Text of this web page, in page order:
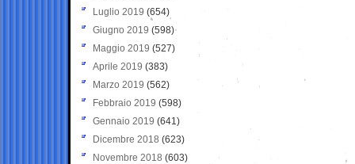
Luglio 2019 (654)
Giugno 2019 (598)
Maggio 2019 (527)
Aprile 2019 (383)
Marzo 2019 (562)
Febbraio 2019 (598)
Gennaio 2019 (641)
Dicembre 2018 (623)
Novembre 2018 (603)